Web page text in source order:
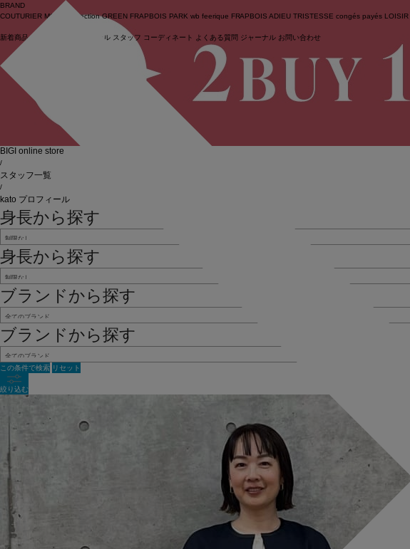
ログイン
BRAND
COUTURIER MOGA Collection GREEN FRAPBOIS PARK wb feerique FRAPBOIS ADIEU TRISTESSE congés payés LOISIR
新着商品 (ライブ) セール スタッフ コーディネート よくある質問 ジャーナル お問い合わせ
BIGI online store
/
スタッフ一覧
/
kato プロフィール
身長から探す
身長から探す
ブランドから探す
ブランドから探す
この条件で検索 リセット
絞り込む